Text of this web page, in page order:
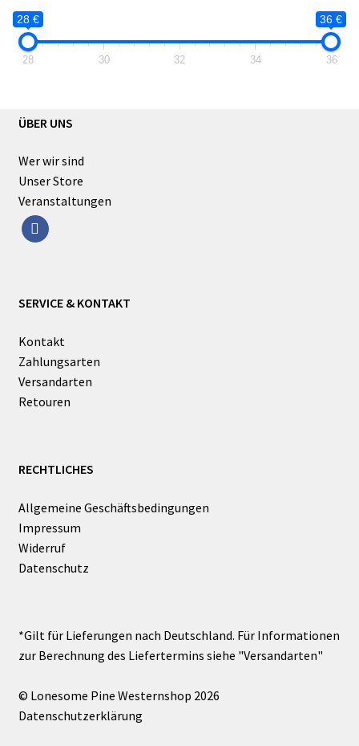
28 € 36 €
28 30 32 34 36
ÜBER UNS
Wer wir sind
Unser Store
Veranstaltungen
facebook
SERVICE & KONTAKT
Kontakt
Zahlungsarten
Versandarten
Retouren
RECHTLICHES
Allgemeine Geschäftsbedingungen
Impressum
Widerruf
Datenschutz
© Lonesome Pine Westernshop 2026
Datenschutzerklärung